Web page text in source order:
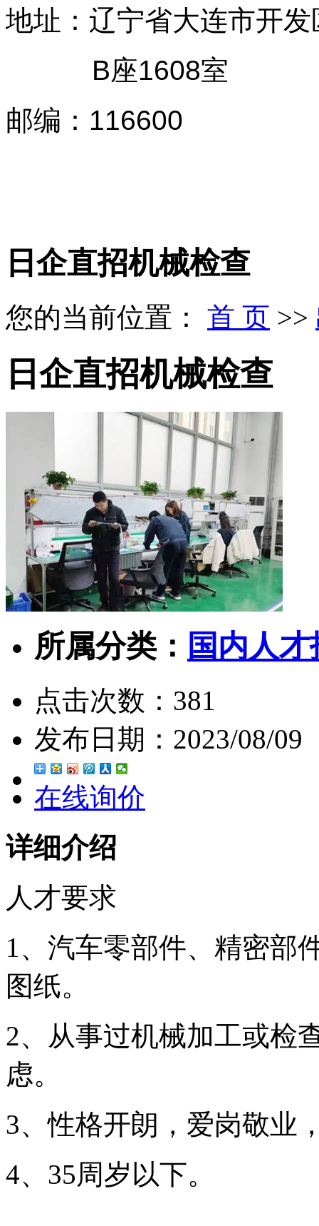
地址：辽宁省大连市开
B座1608室
邮编 ： 116600
日企直招机械检查
您的当前位置： 首 页 >>
日企直招机械检查
所属分类： 国内人
点击次数： 381
发布日期： 2023/08/09
在线询价
详细介绍
人才要求
1、汽车零部件、精密部
图纸。
2、从事过机械加工或检
虑。
3、性格开朗，爱岗敬业
4、35周岁以下。